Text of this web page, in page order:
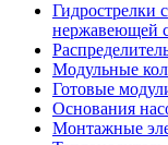
Гидрострелки
нержавеющей
Модульные
Готовые
Основания
Монтажные